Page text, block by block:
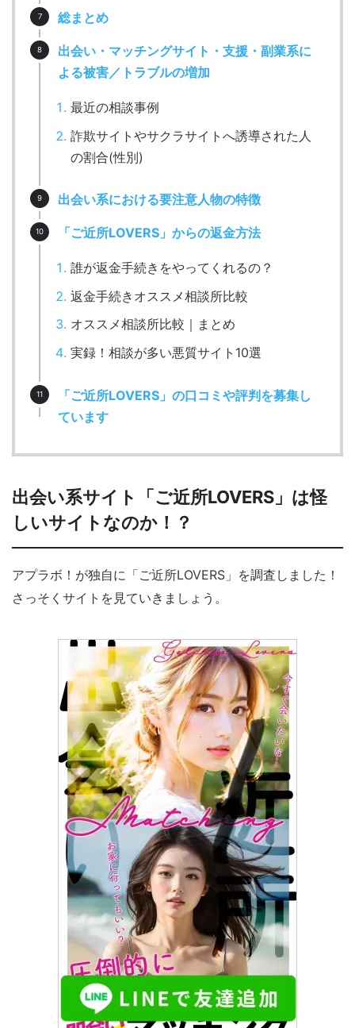
総まとめ
出会い・マッチングサイト・支援・副業系に
よる被害／トラブルの増加
最近の相談事例
詐欺サイトやサクラサイトへ誘導された人
の割合(性別)
出会い系における要注意人物の特徴
「ご近所LOVERS」からの返金方法
誰が返金手続きをやってくれるの？
返金手続きオススメ相談所比較
オススメ相談所比較｜まとめ
実録！相談が多い悪質サイト10選
「ご近所LOVERS」の口コミや評判を募集し
ています
出会い系サイト「ご近所LOVERS」は怪
しいサイトなのか！？
アプラボ！が独自に「ご近所LOVERS」を調査しました！
さっそくサイトを見ていきましょう。